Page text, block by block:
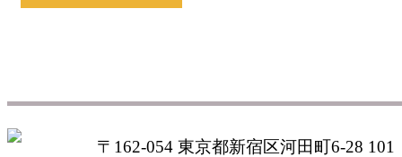
〒162-054 東京都新宿区河田町6-28 101